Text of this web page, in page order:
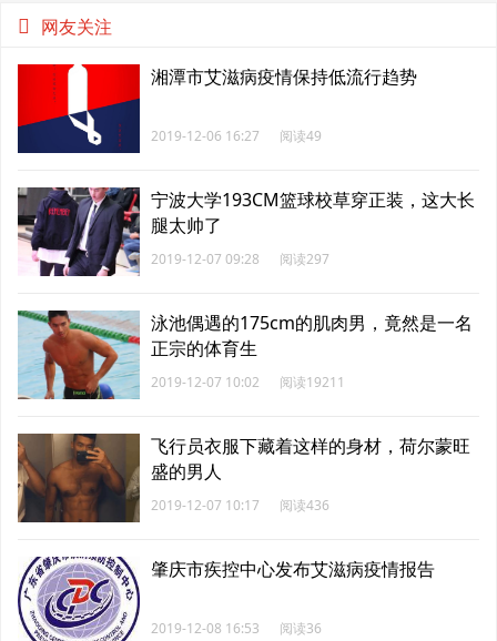
网友关注
湘潭市艾滋病疫情保持低流行趋势
2019-12-06 16:27 阅读49
宁波大学193CM篮球校草穿正装，这大长
腿太帅了
2019-12-07 09:28 阅读297
泳池偶遇的175cm的肌肉男，竟然是一名
正宗的体育生
2019-12-07 10:02 阅读19211
飞行员衣服下藏着这样的身材，荷尔蒙旺
盛的男人
2019-12-07 10:17 阅读436
肇庆市疾控中心发布艾滋病疫情报告
2019-12-08 16:53 阅读36